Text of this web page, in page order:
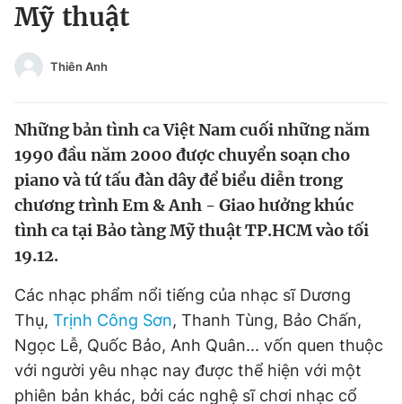
Chào ngày mới
Video Magazine
Sản phẩm khác
Tiện ích
Thông tin tòa soạn Liên hệ quảng cáo
Tin đã xem
Đăng xuất
Mỹ thuật
Thiên Anh
Những bản tình ca Việt Nam cuối những năm
1990 đầu năm 2000 được chuyển soạn cho
piano và tứ tấu đàn dây để biểu diễn trong
chương trình Em & Anh - Giao hưởng khúc
tình ca tại Bảo tàng Mỹ thuật TP.HCM vào tối
19.12.
Các nhạc phẩm nổi tiếng của nhạc sĩ Dương
Thụ, Trịnh Công Sơn, Thanh Tùng, Bảo Chấn,
Ngọc Lễ, Quốc Bảo, Anh Quân... vốn quen thuộc
với người yêu nhạc nay được thể hiện với một
phiên bản khác, bởi các nghệ sĩ chơi nhạc cổ